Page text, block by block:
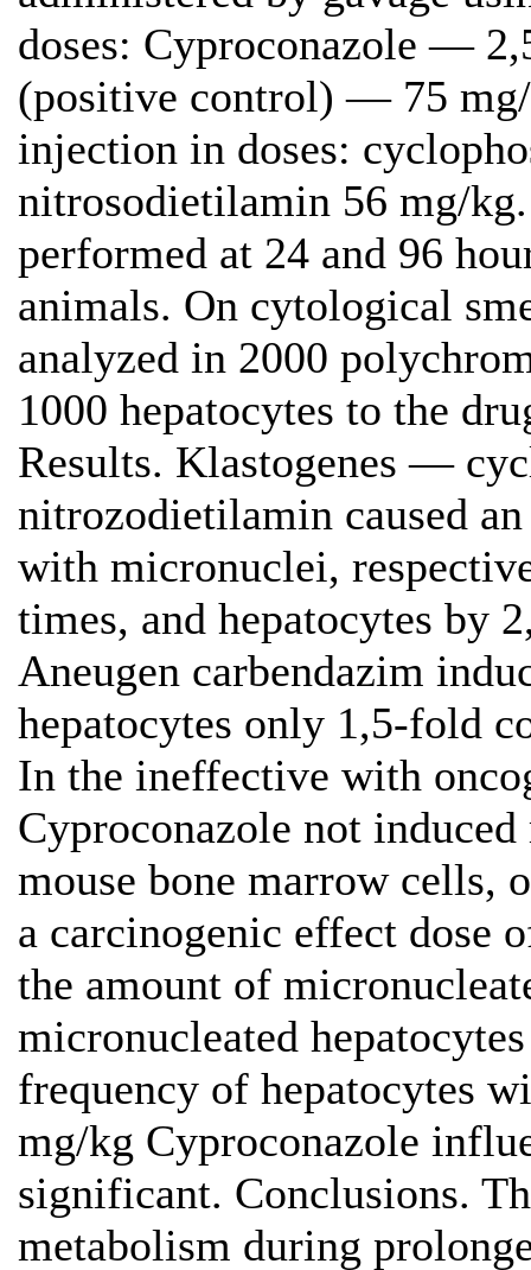
doses: Cyproconazole —
(positive control) — 75
injection in doses:
nitrosodietilamin 56 mg/
performed at 24 and 96
animals. On cytological
analyzed in 2000
1000 hepatocytes to the
Results. Klastogenes —
nitrozodietilamin caused
with micronuclei,
times, and hepatocytes by
Aneugen carbendazim
hepatocytes only 1,5-fold
In the ineffective with
Cyproconazole not
mouse bone marrow cells,
a carcinogenic effect dose
the amount of
micronucleated
frequency of hepatocytes
mg/kg Cyproconazole
significant. Conclusions.
metabolism during